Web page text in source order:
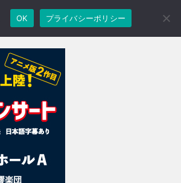
OK プライバシーポリシー